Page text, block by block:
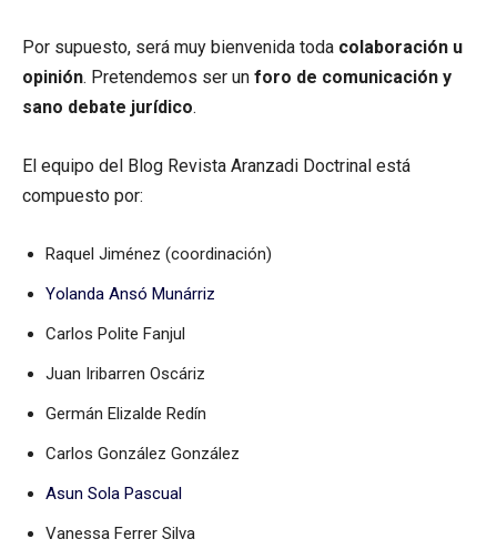
Por supuesto, será muy bienvenida toda colaboración u
opinión. Pretendemos ser un foro de comunicación y
sano debate jurídico.
El equipo del Blog Revista Aranzadi Doctrinal está
compuesto por:
Raquel Jiménez (coordinación)
Yolanda Ansó Munárriz
Carlos Polite Fanjul
Juan Iribarren Oscáriz
Germán Elizalde Redín
Carlos González González
Asun Sola Pascual
Vanessa Ferrer Silva